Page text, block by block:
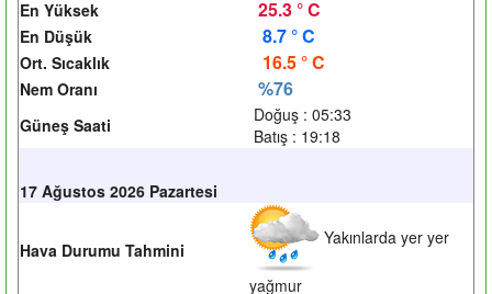
En Yüksek 25.3 ° C
En Düşük 8.7 ° C
Ort. Sıcaklık 16.5 ° C
Nem Oranı %76
Güneş Saati
Doğuş : 05:33
Batış : 19:18
17 Ağustos 2026 Pazartesi
Hava Durumu Tahmini
Yakınlarda yer yer
yağmur